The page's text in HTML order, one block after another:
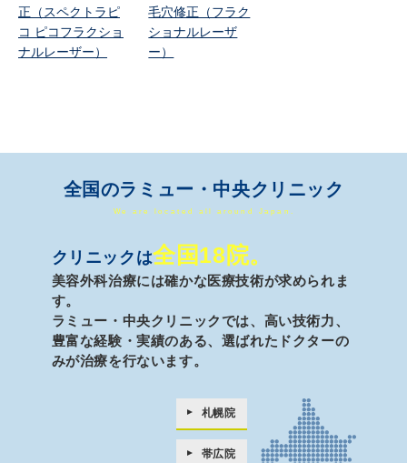
正（スペクトラピ
コ ピコフラクショ
ナルレーザー）
毛穴修正（フラク
ショナルレーザ
ー）
全国のラミュー・中央クリニック
We are located all around Japan.
クリニックは全国18院。
美容外科治療には確かな医療技術が求められま
す。
ラミュー・中央クリニックでは、高い技術力、
豊富な経験・実績のある、 選ばれたドクターの
みが治療を行ないます。
札幌院
帯広院